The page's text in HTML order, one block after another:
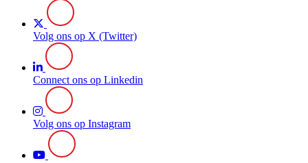
Volg ons op X (Twitter)
Connect ons op Linkedin
Volg ons op Instagram